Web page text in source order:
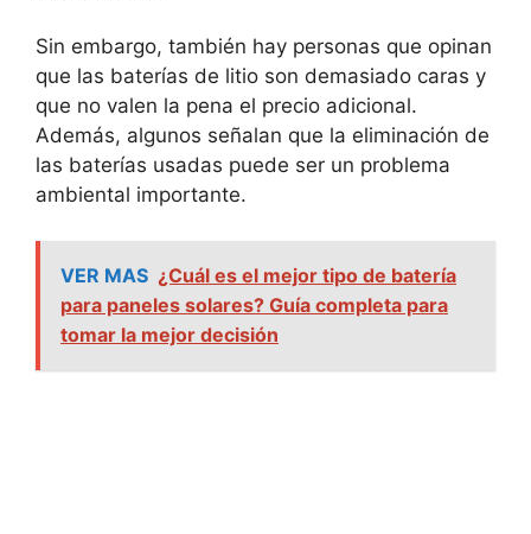
Sin embargo, también hay personas que opinan
que las baterías de litio son demasiado caras y
que no valen la pena el precio adicional.
Además, algunos señalan que la eliminación de
las baterías usadas puede ser un problema
ambiental importante.
VER MAS ¿Cuál es el mejor tipo de batería
para paneles solares? Guía completa para
tomar la mejor decisión